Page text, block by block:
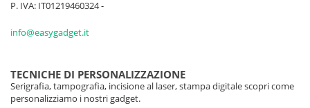
P. IVA: IT01219460324 -
info@easygadget.it
TECNICHE DI PERSONALIZZAZIONE
Serigrafia, tampografia, incisione al laser, stampa digitale scopri come
personalizziamo i nostri gadget.